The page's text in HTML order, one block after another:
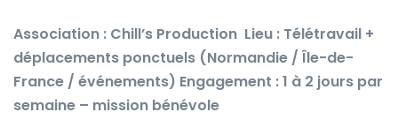
Association : Chill’s Production Lieu : Télétravail +
déplacements ponctuels (Normandie / Île-de-
France / événements) Engagement : 1 à 2 jours par
semaine – mission bénévole